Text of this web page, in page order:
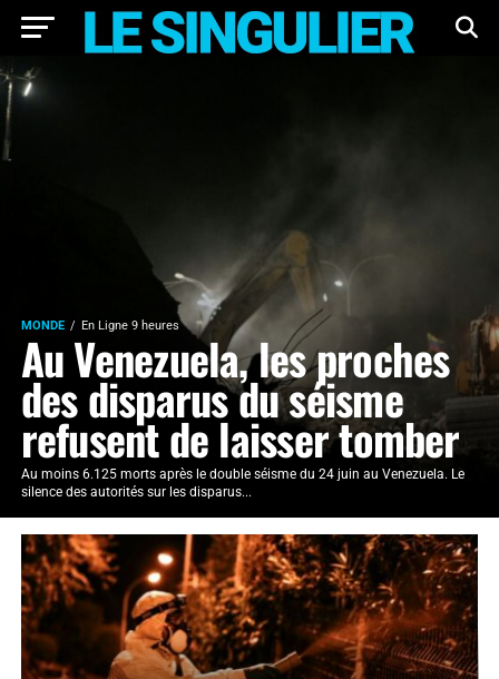
MONDE En Ligne 9 heures
Au Venezuela, les proches
des disparus du séisme
refusent de laisser tomber
Au moins 6.125 morts après le double séisme du 24 juin au Venezuela. Le
silence des autorités sur les disparus...